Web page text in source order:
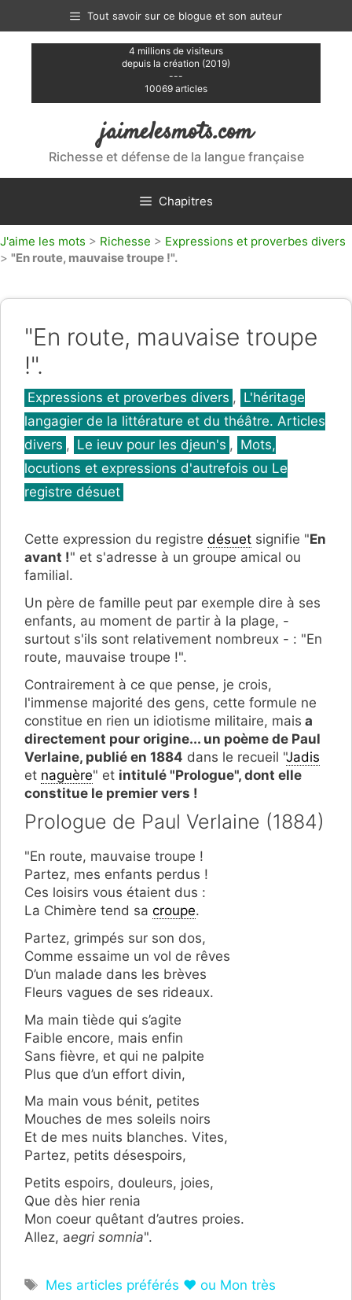
contenu
Tout savoir sur ce blogue et son auteur
4 millions de visiteurs
depuis la création (2019)
---
10069 articles
jaimelesmots.com
Richesse et défense de la langue française
Chapitres
J'aime les mots > Richesse > Expressions et proverbes divers
> "En route, mauvaise troupe !".
"En route, mauvaise troupe
!".
Catégories
Expressions et proverbes divers , L'héritage
langagier de la littérature et du théâtre. Articles
divers , Le ieuv pour les djeun's , Mots,
locutions et expressions d'autrefois ou Le
registre désuet
Cette expression du registre désuet signifie "En
avant !" et s'adresse à un groupe amical ou
familial.
Un père de famille peut par exemple dire à ses
enfants, au moment de partir à la plage, -
surtout s'ils sont relativement nombreux - : "En
route, mauvaise troupe !".
Contrairement à ce que pense, je crois,
l'immense majorité des gens, cette formule ne
constitue en rien un idiotisme militaire, mais a
directement pour origine... un poème de Paul
Verlaine, publié en 1884 dans le recueil "Jadis
et naguère" et intitulé "Prologue", dont elle
constitue le premier vers !
Prologue de Paul Verlaine (1884)
"En route, mauvaise troupe !
Partez, mes enfants perdus !
Ces loisirs vous étaient dus :
La Chimère tend sa croupe.
Partez, grimpés sur son dos,
Comme essaime un vol de rêves
D’un malade dans les brèves
Fleurs vagues de ses rideaux.
Ma main tiède qui s’agite
Faible encore, mais enfin
Sans fièvre, et qui ne palpite
Plus que d’un effort divin,
Ma main vous bénit, petites
Mouches de mes soleils noirs
Et de mes nuits blanches. Vites,
Partez, petits désespoirs,
Petits espoirs, douleurs, joies,
Que dès hier renia
Mon coeur quêtant d’autres proies.
Allez, aegri somnia".
Étiquettes
Mes articles préférés ❤ ou Mon très